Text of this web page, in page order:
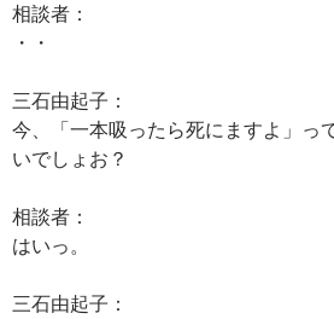
相談者：
・・
三石由起子：
今、「一本吸ったら死にますよ」っ
いでしょお？
相談者：
はいっ。
三石由起子：